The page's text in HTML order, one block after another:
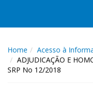
Home
Acesso à
ADJUDICAÇÃO E
SRP No 12/2018